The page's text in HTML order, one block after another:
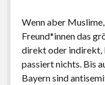
Wenn aber
Freund*innen das
direkt oder indirekt,
passiert nichts. Bis
Bayern sind